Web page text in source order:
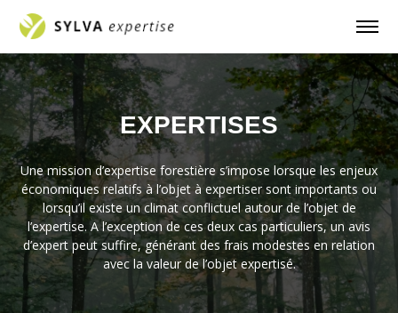
EXPERTISES
Une mission d’expertise forestière s’impose lorsque les enjeux
économiques relatifs à l’objet à expertiser sont importants ou
lorsqu’il existe un climat conflictuel autour de l’objet de
l’expertise. A l’exception de ces deux cas particuliers, un avis
d’expert peut suffire, générant des frais modestes en relation
avec la valeur de l’objet expertisé.